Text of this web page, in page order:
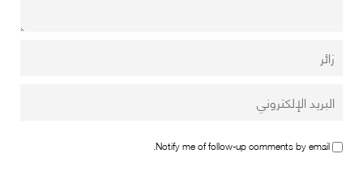
Notify me of follow-up comments by email.